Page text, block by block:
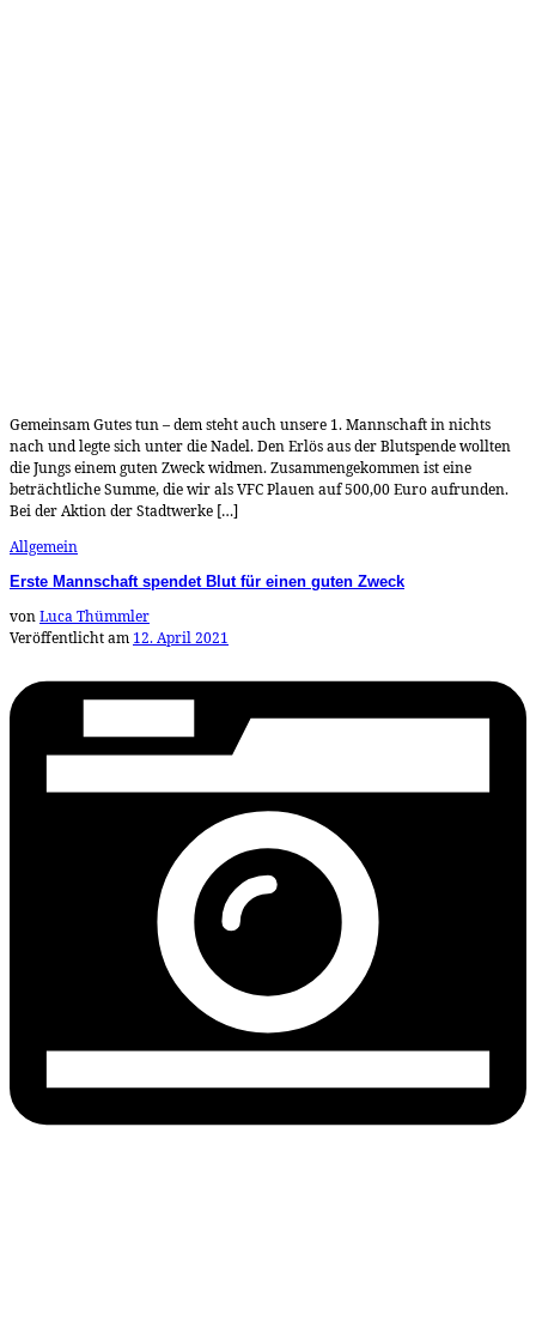
Gemeinsam Gutes tun – dem steht auch unsere 1. Mannschaft in nichts
nach und legte sich unter die Nadel. Den Erlös aus der Blutspende wollten
die Jungs einem guten Zweck widmen. Zusammengekommen ist eine
beträchtliche Summe, die wir als VFC Plauen auf 500,00 Euro aufrunden.
Bei der Aktion der Stadtwerke […]
Allgemein
Erste Mannschaft spendet Blut für einen guten Zweck
vonLuca Thümmler
Veröffentlicht am 12. April 2021